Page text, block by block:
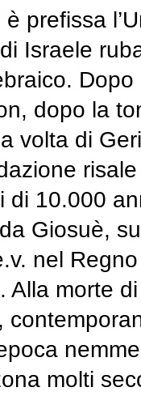
prefissa
Israele
dopo la
volta di
di 10.000
Giosuè,
nel
Alla morte
molti